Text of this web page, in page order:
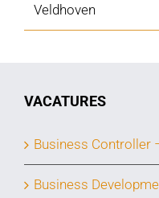
Veldhoven
VACATURES
Business Controller
Business